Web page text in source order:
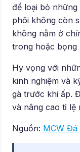
để loại bỏ
phôi không còn
không nằm ở
trong hoặc
Hy vọng với
kinh nghiệm và
gà trước khi ấp.
và nâng cao tỉ lệ
Nguồn: MCW Đá